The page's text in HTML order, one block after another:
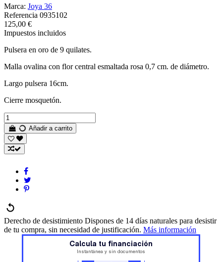
Marca: Joya 36
Referencia 0935102
125,00 €
Impuestos incluidos
Pulsera en oro de 9 quilates.
Malla ovalina con flor central esmaltada rosa 0,7 cm. de diámetro.
Largo pulsera 16cm.
Cierre mosquetón.
Añadir a carrito
Derecho de desistimiento Dispones de 14 días naturales para desistir
de tu compra, sin necesidad de justificación. Más información